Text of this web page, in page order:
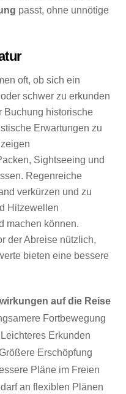
passt, ohne unnötige
oft, ob sich ein
schwer zu erkunden
Buchung historische
Erwartungen zu
Sightseeing und
Regenreiche
verkürzen und zu
Hitzewellen
machen können.
der Abreise nützlich,
bieten eine bessere
auf die Reise
Fortbewegung
Leichteres Erkunden
Erschöpfung
Pläne im Freien
an flexiblen Plänen